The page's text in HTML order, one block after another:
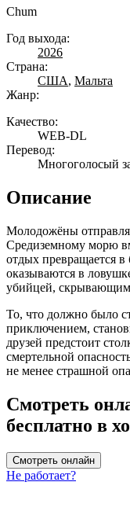
Chum
Год выхода:
2026
Страна:
США, Мальта
Жанр:
Качество:
WEB-DL
Перевод:
Многоголосый
Описание
Молодожёны
Средиземному морю
отдых превращается в
оказываются в
убийцей,
То, что должно было
приключением,
друзей предстоит
смертельной
не менее страшной
Смотреть
бесплатно в
Смотреть онлайн
Не работает?